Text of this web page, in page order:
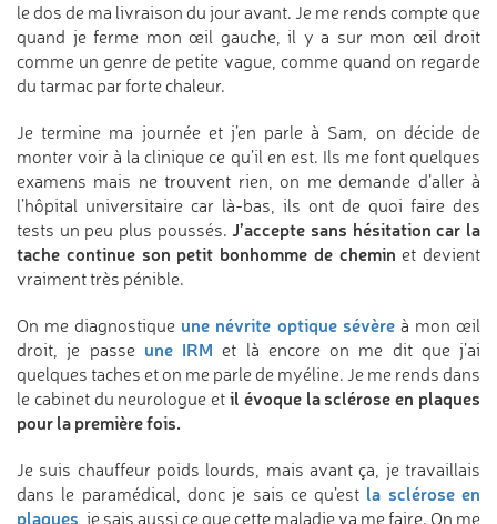
le dos de ma livraison du jour avant. Je me rends compte que
quand je ferme mon œil gauche, il y a sur mon œil droit
comme un genre de petite vague, comme quand on regarde
du tarmac par forte chaleur.
Je termine ma journée et j’en parle à Sam, on décide de
monter voir à la clinique ce qu’il en est. Ils me font quelques
examens mais ne trouvent rien, on me demande d’aller à
l’hôpital universitaire car là-bas, ils ont de quoi faire des
tests un peu plus poussés.J’accepte sans hésitation car la
tache continue son petit bonhomme de chemin et devient
vraiment très pénible.
On me diagnostique une névrite optique sévèreà mon œil
droit, je passe une IRM et là encore on me dit que j’ai
quelques taches et on me parle de myéline. Je me rends dans
le cabinet du neurologue et il évoque la sclérose en plaques
pour la première fois.
Je suis chauffeur poids lourds, mais avant ça, je travaillais
dans le paramédical, donc je sais ce qu’est la sclérose en
plaques , je sais aussi ce que cette maladie va me faire. On me